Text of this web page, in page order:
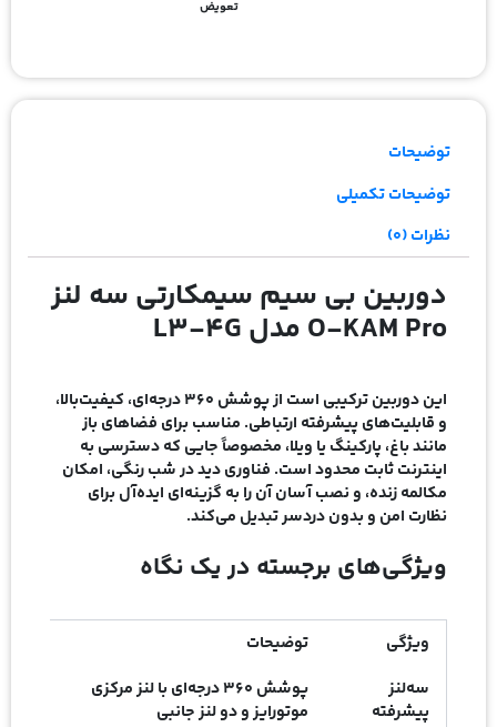
تعویض
توضیحات
توضیحات تکمیلی
نظرات (0)
دوربین بی سیم سیمکارتی سه لنز
O-KAM Pro مدل L3-4G
این دوربین ترکیبی است از پوشش ۳۶۰ درجه‌ای، کیفیت‌بالا،
و قابلیت‌های پیشرفته ارتباطی. مناسب برای فضاهای باز
مانند باغ، پارکینگ یا ویلا، مخصوصاً جایی که دسترسی به
اینترنت ثابت محدود است. فناوری دید در شب رنگی، امکان
مکالمه زنده، و نصب آسان آن را به گزینه‌ای ایده‌آل برای
نظارت امن و بدون دردسر تبدیل می‌کند.
ویژگی‌های برجسته در یک نگاه
ویژگی
توضیحات
سه‌لنز
پیشرفته
پوشش ۳۶۰ درجه‌ای با لنز مرکزی
موتورایز و دو لنز جانبی